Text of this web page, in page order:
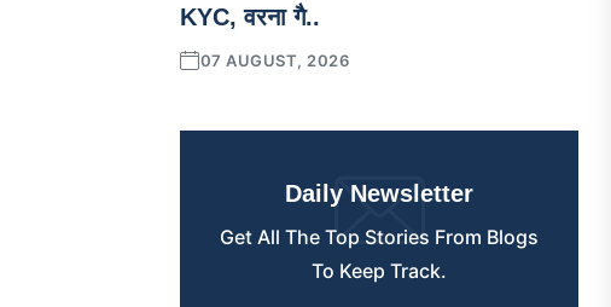
KYC, वरना गै..
07 AUGUST, 2026
Daily Newsletter
Get All The Top Stories From Blogs
To Keep Track.